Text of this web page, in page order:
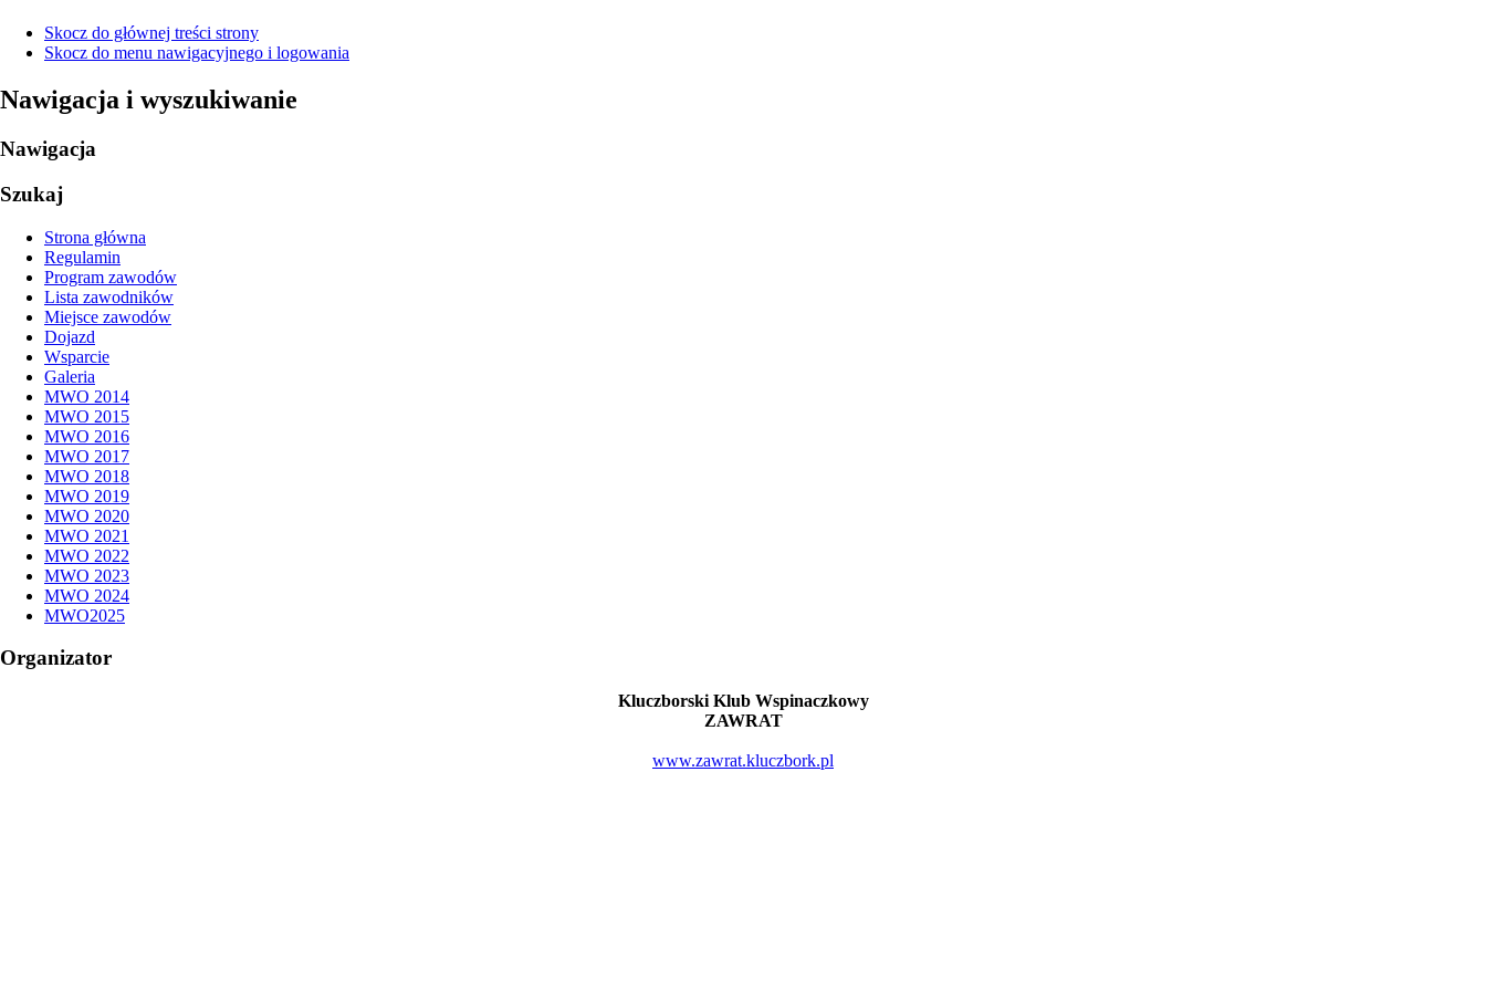
Skocz do głównej treści strony
Skocz do menu nawigacyjnego i logowania
Nawigacja i wyszukiwanie
Nawigacja
Szukaj
Strona główna
Regulamin
Program zawodów
Lista zawodników
Miejsce zawodów
Dojazd
Wsparcie
Galeria
MWO 2014
MWO 2015
MWO 2016
MWO 2017
MWO 2018
MWO 2019
MWO 2020
MWO 2021
MWO 2022
MWO 2023
MWO 2024
MWO2025
Organizator
Kluczborski Klub Wspinaczkowy
ZAWRAT
www.zawrat.kluczbork.pl